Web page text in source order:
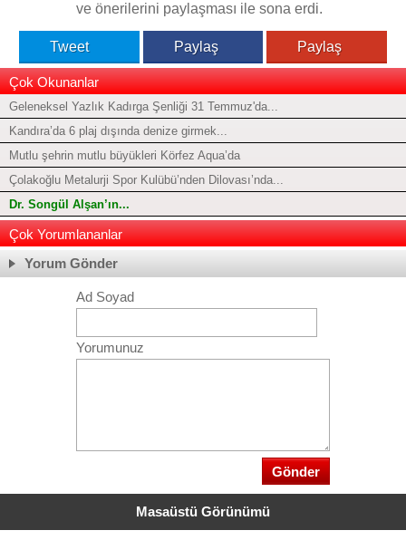
ve önerilerini paylaşması ile sona erdi.
Tweet Paylaş Paylaş
Çok Okunanlar
Geleneksel Yazlık Kadırga Şenliği 31 Temmuz'da...
Kandıra’da 6 plaj dışında denize girmek...
Mutlu şehrin mutlu büyükleri Körfez Aqua’da
Çolakoğlu Metalurji Spor Kulübü’nden Dilovası’nda...
Dr. Songül Alşan’ın...
Çok Yorumlananlar
Yorum Gönder
Ad Soyad
Yorumunuz
Masaüstü Görünümü